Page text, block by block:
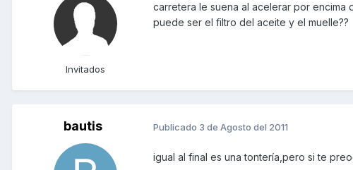
Invitados
carretera le suena al acelerar por encima
puede ser el filtro del aceite y el muelle??
bautis Publicado 3 de Agosto del 2011
igual al final es una tontería,pero si te